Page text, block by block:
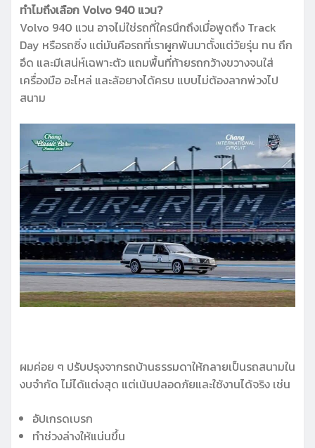
ทำไมถึงเลือก Volvo 940 แวน?
Volvo 940 แวน อาจไม่ใช่รถที่ใครนึกถึงเมื่อพูดถึง Track
Day หรือรถซิ่ง แต่มันคือรถที่เราผูกพันมาตั้งแต่วัยรุ่น ทน ถึก
อึด และมีเสน่ห์เฉพาะตัว แถมพื้นที่ท้ายรถกว้างขวางจนใส่
เครื่องมือ อะไหล่ และล้อยางได้ครบ แบบไม่ต้องลากพ่วงไป
สนาม
ผมค่อย ๆ ปรับปรุงจากรถบ้านธรรมดาให้กลายเป็นรถสนามใน
งบจำกัด ไม่ได้แต่งสุด แต่เน้นปลอดภัยและใช้งานได้จริง เช่น
อัปเกรดเบรก
ทำช่วงล่างให้แน่นขึ้น